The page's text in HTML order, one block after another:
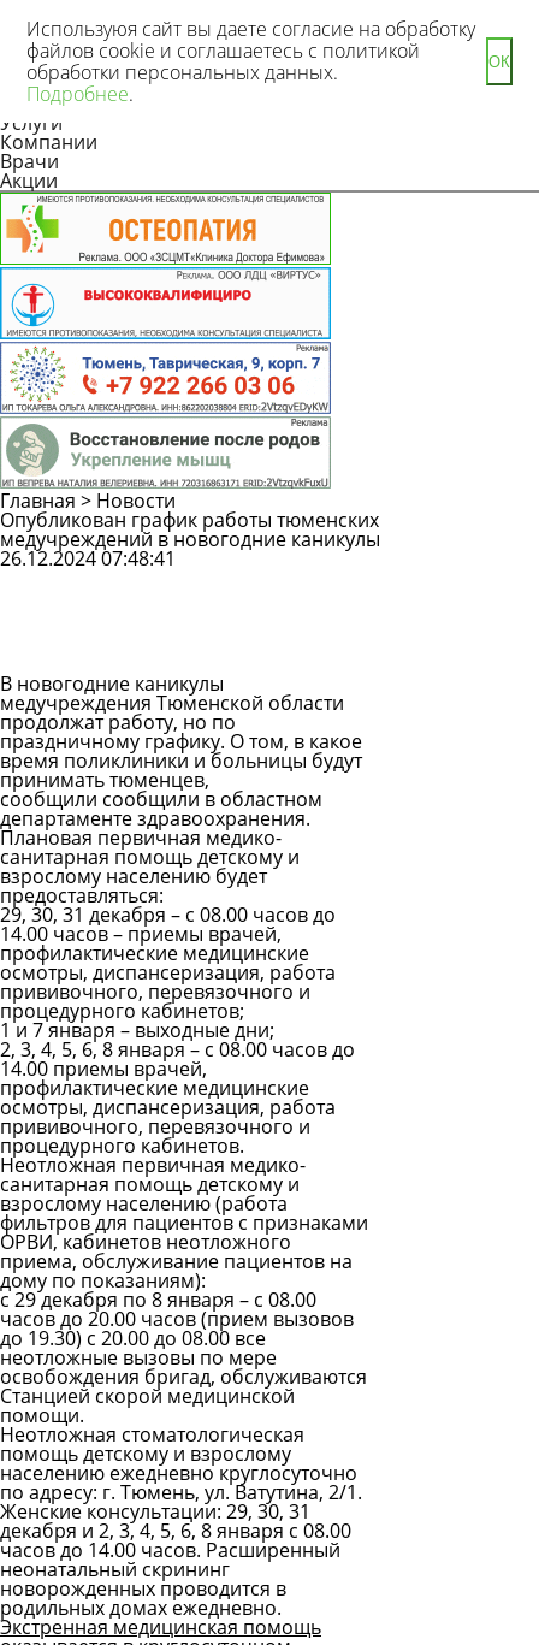
Новости
Статьи
Услуги
Компании
Врачи
Акции
Главная > Новости
Опубликован график работы тюменских
медучреждений в новогодние каникулы
26.12.2024 07:48:41
В новогодние каникулы
медучреждения Тюменской области
продолжат работу, но по
праздничному графику. О том, в какое
время поликлиники и больницы будут
принимать тюменцев,
сообщили сообщили в областном
департаменте здравоохранения.
Плановая первичная медико-
санитарная помощь детскому и
взрослому населению будет
предоставляться:
29, 30, 31 декабря – с 08.00 часов до
14.00 часов – приемы врачей,
профилактические медицинские
осмотры, диспансеризация, работа
прививочного, перевязочного и
процедурного кабинетов;
1 и 7 января – выходные дни;
2, 3, 4, 5, 6, 8 января – с 08.00 часов до
14.00 приемы врачей,
профилактические медицинские
осмотры, диспансеризация, работа
прививочного, перевязочного и
процедурного кабинетов.
Неотложная первичная медико-
санитарная помощь детскому и
взрослому населению (работа
фильтров для пациентов с признаками
ОРВИ, кабинетов неотложного
приема, обслуживание пациентов на
дому по показаниям):
с 29 декабря по 8 января – с 08.00
часов до 20.00 часов (прием вызовов
до 19.30) с 20.00 до 08.00 все
неотложные вызовы по мере
освобождения бригад, обслуживаются
Станцией скорой медицинской
помощи.
Неотложная стоматологическая
помощь детскому и взрослому
населению ежедневно круглосуточно
по адресу: г. Тюмень, ул. Ватутина, 2/1.
Женские консультации: 29, 30, 31
декабря и 2, 3, 4, 5, 6, 8 января с 08.00
часов до 14.00 часов. Расширенный
неонатальный скрининг
новорожденных проводится в
родильных домах ежедневно.
Экстренная медицинская помощь
Используюя сайт вы даете согласие на обработку
файлов cookie и соглашаетесь с политикой
обработки персональных данных.
Подробнее.
ОК